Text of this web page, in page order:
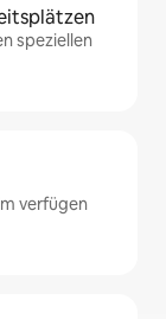
speziellen
verfügen